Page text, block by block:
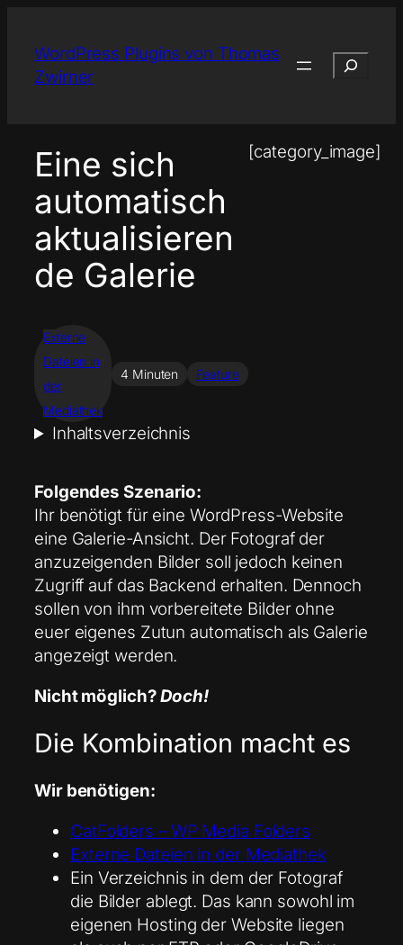
springen
WordPress Plugins von Thomas
Zwirner
Suchen
Eine sich
automatisch
aktualisieren
de Galerie
Externe
Dateien in
der
Mediathek
4 Minuten Feature
[category_image]
Inhaltsverzeichnis
Folgendes Szenario:
Ihr benötigt für eine WordPress-Website
eine Galerie-Ansicht. Der Fotograf der
anzuzeigenden Bilder soll jedoch keinen
Zugriff auf das Backend erhalten. Dennoch
sollen von ihm vorbereitete Bilder ohne
euer eigenes Zutun automatisch als Galerie
angezeigt werden.
Nicht möglich?Doch!
Die Kombination macht es
Wir benötigen:
CatFolders – WP Media Folders
Externe Dateien in der Mediathek
Ein Verzeichnis in dem der Fotograf
die Bilder ablegt. Das kann sowohl im
eigenen Hosting der Website liegen